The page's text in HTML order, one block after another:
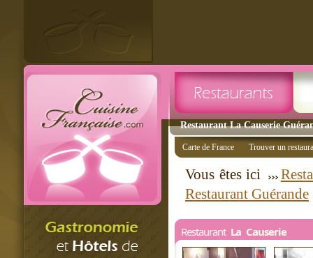
Restaurant La Causerie
Carte de France Trouver un
Vous êtes ici
Restaurant Guérande
Restaurant La Causerie